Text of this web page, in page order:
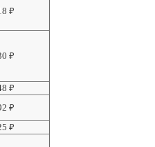
₽
₽
₽
₽
₽